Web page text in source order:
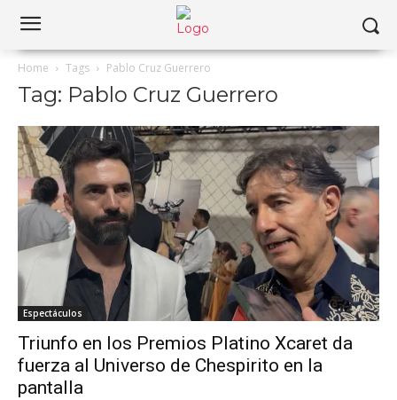
Home Tags Pablo Cruz Guerrero
Tag: Pablo Cruz Guerrero
Espectáculos
Triunfo en los Premios Platino Xcaret da
fuerza al Universo de Chespirito en la
pantalla